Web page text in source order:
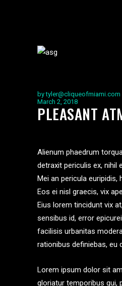
bytyler@cliqueofmiami.com
March 2, 2018
PLEASANT
Alienum phaedrum
detraxit periculis ex, nihil
Mei an pericula euripidis,
Eos ei nisl graecis, vix
Eius lorem tincidunt vix
sensibus id, error
facilisis urbanitas
rationibus definiebas, eu
Lorem ipsum dolor sit
gloriatur temporibus qui,